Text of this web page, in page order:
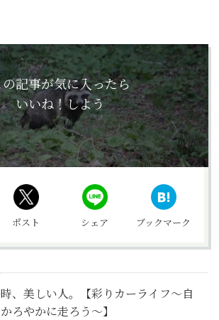
記事が気に入ったら
いいね！しよう
ポスト シェア ブックマーク
、美しい人。【彩りカーライフ～自
ろやかに走ろう～】